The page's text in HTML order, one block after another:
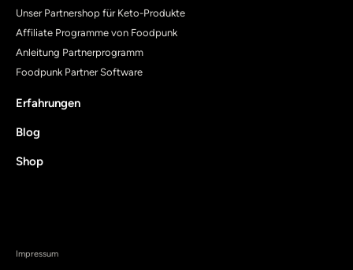
Unser Partnershop für Keto-Produkte
Affiliate Programme von Foodpunk
Anleitung Partnerprogramm
Foodpunk Partner Software
Erfahrungen
Blog
Shop
Impressum